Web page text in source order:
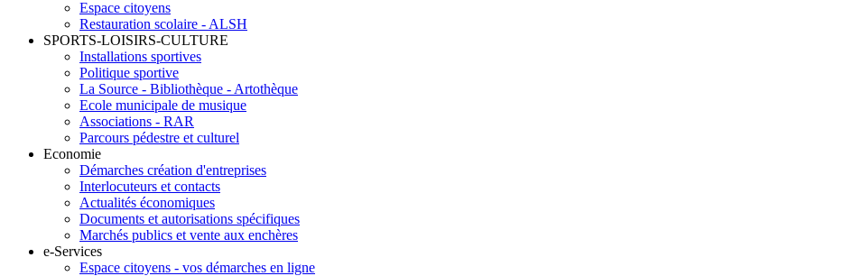
Espace citoyens
Restauration scolaire - ALSH
SPORTS-LOISIRS-CULTURE
Installations sportives
Politique sportive
La Source - Bibliothèque - Artothèque
Ecole municipale de musique
Associations - RAR
Parcours pédestre et culturel
Economie
Démarches création d'entreprises
Interlocuteurs et contacts
Actualités économiques
Documents et autorisations spécifiques
Marchés publics et vente aux enchères
e-Services
Espace citoyens - vos démarches en ligne